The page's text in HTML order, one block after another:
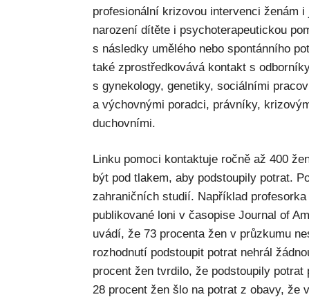
profesionální krizovou intervenci ženám
narození dítěte i psychoterapeutickou
s následky umělého nebo spontánního
také zprostředkovává kontakt s
s gynekology, genetiky, sociálními
a výchovnými poradci, právníky,
duchovními.
Linku pomoci kontaktuje ročně až 400
být pod tlakem, aby podstoupily potrat.
zahraničních studií. Například
publikované loni v časopise Journal of
uvádí, že 73 procenta žen v průzkumu
rozhodnutí podstoupit potrat nehrál
procent žen tvrdilo, že podstoupily
28 procent žen šlo na potrat z obavy, že